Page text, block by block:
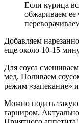
Если курица
обжариваем ее
Добавляем
еще около 10-15
Для соуса
мед. Поливаем
режим «запекание»
Можно подать такую
гарниром.